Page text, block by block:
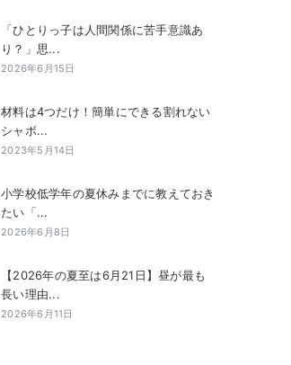
「ひとりっ子は人間関係に苦手意識あ
り？」思...
2026年6月15日
材料は4つだけ！簡単にできる割れない
シャボ...
2023年5月14日
小学校低学年の夏休みまでに教えておき
たい「...
2026年6月8日
【2026年の夏至は6月21日】昼が最も
長い理由...
2026年6月11日